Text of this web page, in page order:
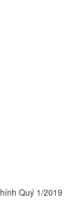
Quý 1/2019